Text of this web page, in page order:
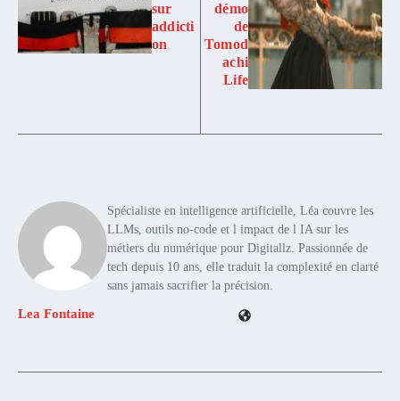
sur
addicti
on
démo
de
Tomod
achi
Life
Lea Fontaine
Spécialiste en intelligence artificielle, Léa couvre les
LLMs, outils no-code et l impact de l IA sur les
métiers du numérique pour Digitallz. Passionnée de
tech depuis 10 ans, elle traduit la complexité en clarté
sans jamais sacrifier la précision.